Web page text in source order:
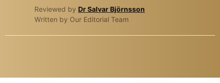
Reviewed by Dr Salvar Björnsson
Written by Our Editorial Team